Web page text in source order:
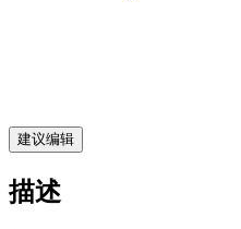
建议编辑
描述